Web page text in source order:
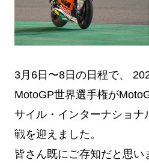
3月6日〜8日の日程で、
MotoGP世界選手権が
サイル・インターナショナ
戦を迎えました。
皆さん既にご存知だと思い